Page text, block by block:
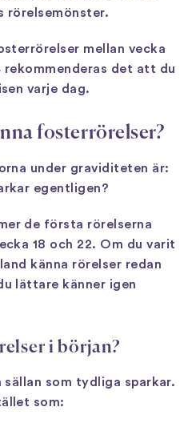
rörelsemönster.
mellan vecka
rekommenderas det att du
varje dag.
fosterrörelser?
under graviditeten är:
egentligen?
de första rörelserna
18 och 22. Om du varit
känna rörelser redan
lättare känner igen
i början?
sällan som tydliga sparkar.
som: